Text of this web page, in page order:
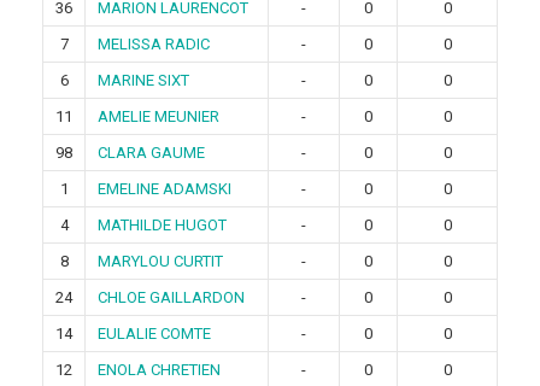
36
MARION LAURENCOT - 0
0
7
MELISSA RADIC - 0
0
6
MARINE SIXT - 0
0
11
AMELIE MEUNIER - 0
0
98
CLARA GAUME - 0
0
1
EMELINE ADAMSKI - 0
0
4
MATHILDE HUGOT - 0
0
8
MARYLOU CURTIT - 0
0
24
CHLOE GAILLARDON - 0
0
14
EULALIE COMTE - 0
0
12
ENOLA CHRETIEN - 0
0